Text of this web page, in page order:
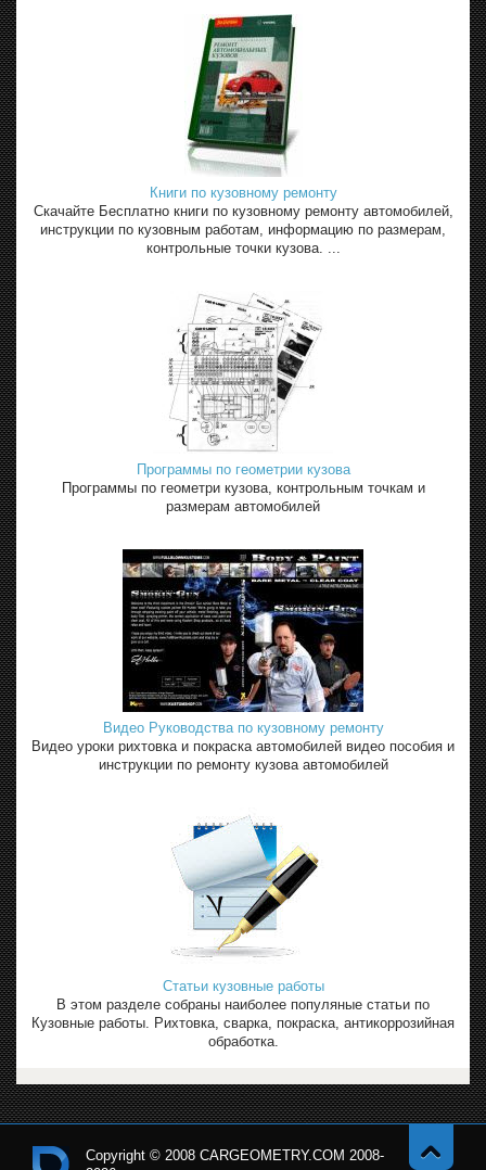
Книги по кузовному ремонту
Скачайте Бесплатно книги по кузовному ремонту автомобилей,
инструкции по кузовным работам, информацию по размерам,
контрольные точки кузова. ...
Программы по геометрии кузова
Программы по геометри кузова, контрольным точкам и
размерам автомобилей
Видео Руководства по кузовному ремонту
Видео уроки рихтовка и покраска автомобилей видео пособия и
инструкции по ремонту кузова автомобилей
Статьи кузовные работы
В этом разделе собраны наиболее популяные статьи по
Кузовные работы. Рихтовка, сварка, покраска, антикоррозийная
обработка.
Copyright © 2008 CARGEOMETRY.COM 2008-